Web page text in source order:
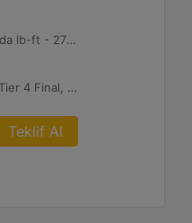
199 1.600 dev/dk.da lb-ft - 270 1.600 dev/dk.da Nm
U.S. EPA & CARB Tier 4 Final, EU Stage V
Teklif Al